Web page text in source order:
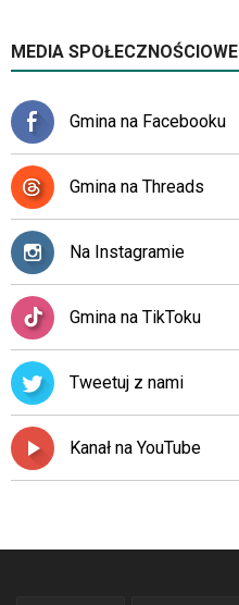
MEDIA SPOŁECZNOŚCIOWE
Gmina na Facebooku
Gmina na Threads
Na Instagramie
Gmina na TikToku
Tweetuj z nami
Kanał na YouTube